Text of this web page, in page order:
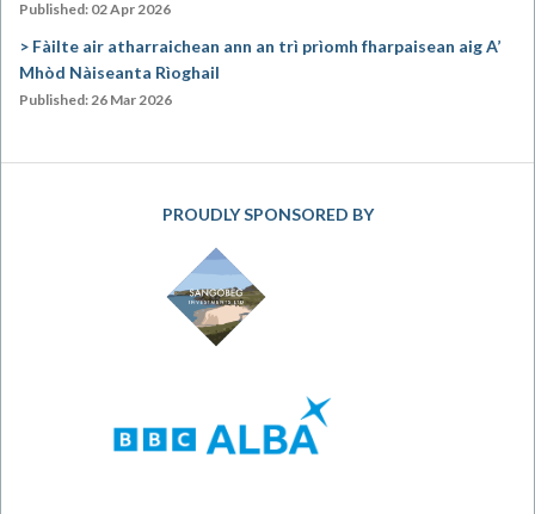
Published: 02 Apr 2026
Fàilte air atharraichean ann an trì prìomh fharpaisean aig A’
Mhòd Nàiseanta Rìoghail
Published: 26 Mar 2026
PROUDLY SPONSORED BY